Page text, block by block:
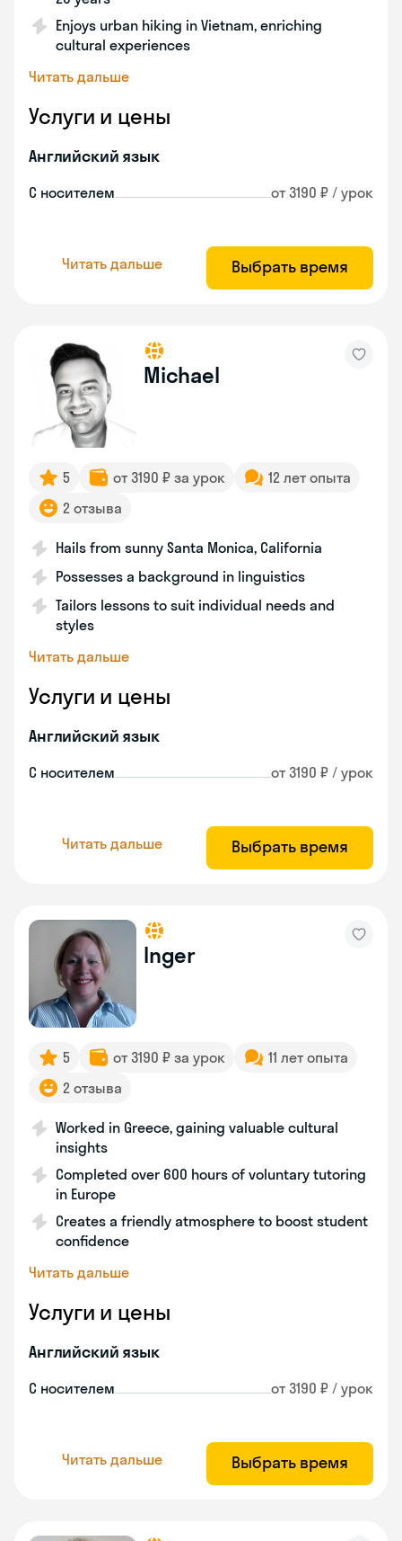
Enjoys urban hiking in Vietnam, enriching
cultural experiences
Читать дальше
Услуги и цены
Английский язык
С носителем от 3190 ₽ / урок
Читать дальше Выбрать время
Michael
5 от 3190 ₽ за урок
12 лет опыта
2 отзыва
Hails from sunny Santa Monica, California
Possesses a background in linguistics
Tailors lessons to suit individual needs and
styles
Читать дальше
Услуги и цены
Английский язык
С носителем от 3190 ₽ / урок
Читать дальше Выбрать время
Inger
5 от 3190 ₽ за урок
11 лет опыта
2 отзыва
Worked in Greece, gaining valuable cultural
insights
Completed over 600 hours of voluntary tutoring
in Europe
Creates a friendly atmosphere to boost student
confidence
Читать дальше
Услуги и цены
Английский язык
С носителем от 3190 ₽ / урок
Читать дальше Выбрать время